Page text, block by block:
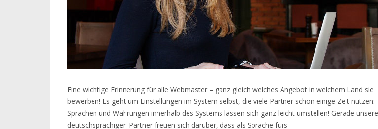
Eine wichtige Erinnerung für alle Webmaster – ganz gleich welches Angebot in welchem Land sie
bewerben! Es geht um Einstellungen im System selbst, die viele Partner schon einige Zeit nutzen:
Sprachen und Währungen innerhalb des Systems lassen sich ganz leicht umstellen! Gerade unsere
deutschsprachigen Partner freuen sich darüber, dass als Sprache fürs